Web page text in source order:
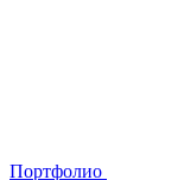
Портфолио